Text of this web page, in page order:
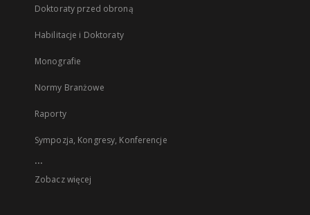
Doktoraty przed obroną
Habilitacje i Doktoraty
Monografie
Normy Branżowe
Raporty
Sympozja, Kongresy, Konferencje
...
Zobacz więcej